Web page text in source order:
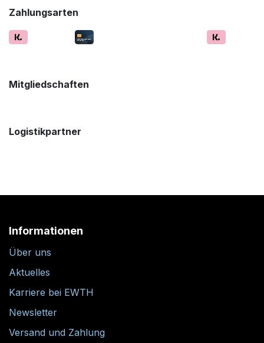
Zahlungsarten
Mitgliedschaften
Logistikpartner
Informationen
Über uns
Aktuelles
Karriere bei EWTH
Newsletter
Versand und Zahlung